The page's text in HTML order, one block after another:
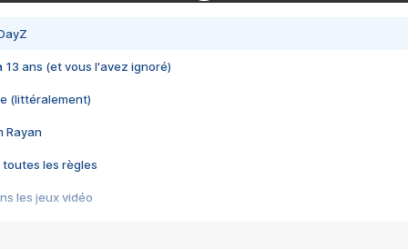
13 ans (et vous l'avez ignoré)
(littéralement)
Rayan
toutes les règles
les jeux vidéo